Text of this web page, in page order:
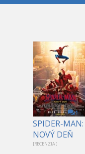
1
SPIDER-MAN:
NOVÝ DEŇ
[RECENZIA ]